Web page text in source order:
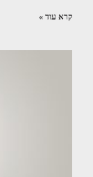
קרא עוד »